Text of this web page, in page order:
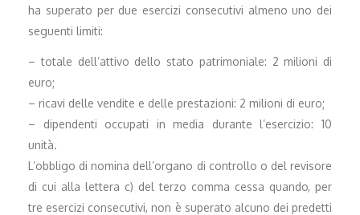
ha superato per due esercizi consecutivi almeno uno dei
seguenti limiti:
– totale dell’attivo dello stato patrimoniale: 2 milioni di
euro;
– ricavi delle vendite e delle prestazioni: 2 milioni di euro;
– dipendenti occupati in media durante l’esercizio: 10
unità.
L’obbligo di nomina dell’organo di controllo o del revisore
di cui alla lettera c) del terzo comma cessa quando, per
tre esercizi consecutivi, non è superato alcuno dei predetti